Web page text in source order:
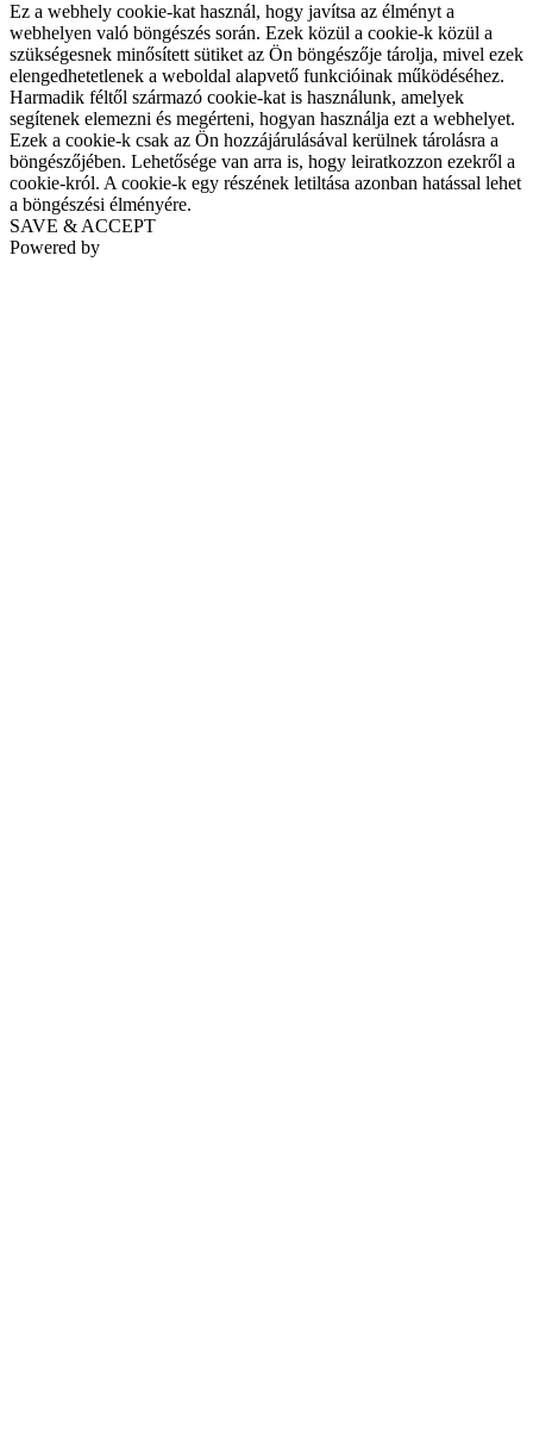
Ez a webhely cookie-kat használ, hogy javítsa az élményt a
webhelyen való böngészés során. Ezek közül a cookie-k közül a
szükségesnek minősített sütiket az Ön böngészője tárolja, mivel ezek
elengedhetetlenek a weboldal alapvető funkcióinak működéséhez.
Harmadik féltől származó cookie-kat is használunk, amelyek
segítenek elemezni és megérteni, hogyan használja ezt a webhelyet.
Ezek a cookie-k csak az Ön hozzájárulásával kerülnek tárolásra a
böngészőjében. Lehetősége van arra is, hogy leiratkozzon ezekről a
cookie-król. A cookie-k egy részének letiltása azonban hatással lehet
a böngészési élményére.
SAVE & ACCEPT
Powered by